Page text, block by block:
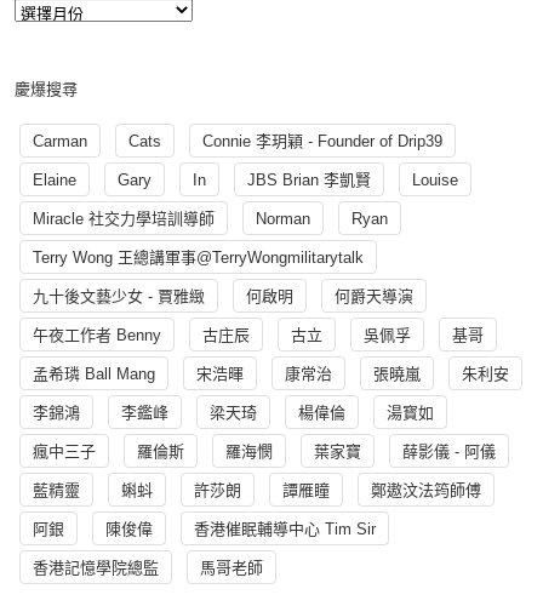
慶爆搜尋
Carman Cats Connie 李玥穎 - Founder of Drip39
Elaine Gary In JBS Brian 李凱賢 Louise
Miracle 社交力學培訓導師 Norman Ryan
Terry Wong 王總講軍事@TerryWongmilitarytalk
九十後文藝少女 - 賈雅緻 何啟明 何爵天導演
午夜工作者 Benny 古庄辰 古立 吳佩孚 基哥
孟希璘 Ball Mang 宋浩暉 康常治 張曉嵐 朱利安
李錦鴻 李鑑峰 梁天琦 楊偉倫 湯寳如
瘋中三子 羅倫斯 羅海憫 葉家寶 薛影儀 - 阿儀
藍精靈 蝌蚪 許莎朗 譚雁瞳 鄭遨汶法筠師傅
阿銀 陳俊偉 香港催眠輔導中心 Tim Sir
香港記憶學院總監 馬哥老師